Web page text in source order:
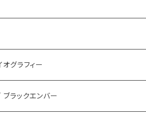
グラフィー
ラックエンバー